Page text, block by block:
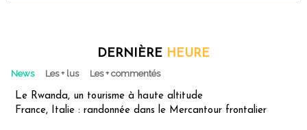
DERNIÈRE HEURE
News Les + lus Les + commentés
Le Rwanda, un tourisme à haute altitude
France, Italie : randonnée dans le Mercantour frontalier